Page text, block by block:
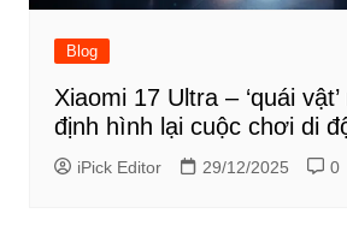
Blog
Xiaomi 17 Ultra – ‘quái
định hình lại cuộc chơi di
iPick Editor 29/12/2025 0